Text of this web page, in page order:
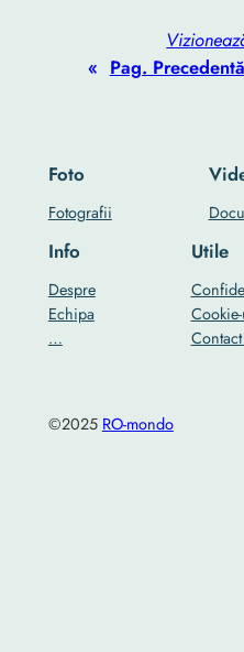
« Pag. Precedentă
Foto
Fotografii
Info
Despre
Echipa
…
Utile
©2025 RO-mondo